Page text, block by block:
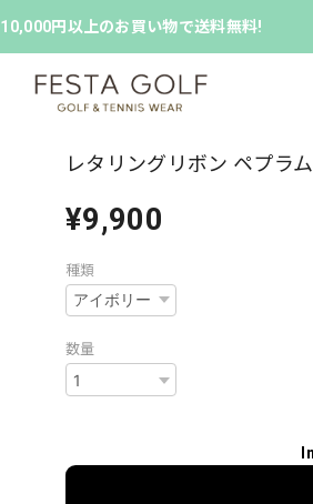
10,000円以上のお買い物で送料無料!
レタリングリボン ペプラ
¥9,900
種類
数量